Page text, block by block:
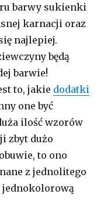
barwy sukienki
karnacji oraz
najlepiej.
będą
barwie!
to, jakie dodatki
one być
ilość wzorów
zbyt dużo
to ono
z jednolitego
jednokolorową